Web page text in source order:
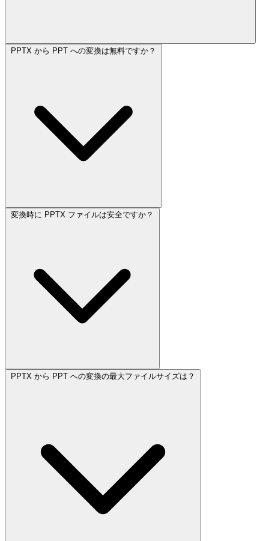
PPTX から PPT への変換は無料ですか？
変換時に PPTX ファイルは安全ですか？
PPTX から PPT への変換の最大ファイルサイズは？